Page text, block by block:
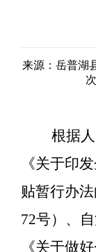
来源：岳普湖
根据人
《关于印
贴暂行办
72号）、
《关于做